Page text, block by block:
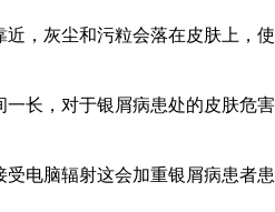
，灰尘和污粒会落在皮肤上，使
长，对于银屑病患处的皮肤危害
电脑辐射这会加重银屑病患者患